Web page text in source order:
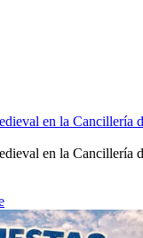
en la Cancillería
en la Cancillería